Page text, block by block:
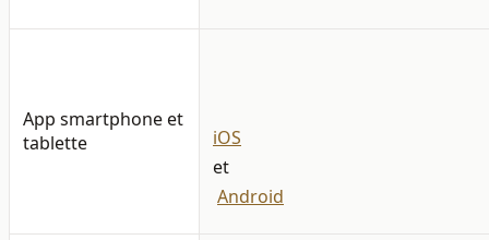
App smartphone et
tablette
iOS
et
Android